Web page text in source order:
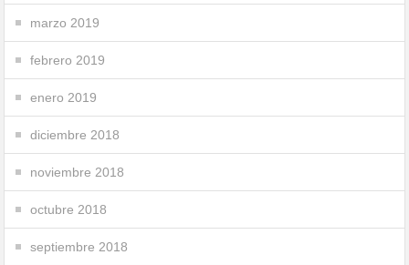
marzo 2019
febrero 2019
enero 2019
diciembre 2018
noviembre 2018
octubre 2018
septiembre 2018